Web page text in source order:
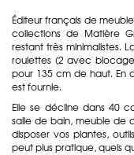
Éditeur français de
collections de Matière
restant très minimalistes.
roulettes (2 avec
pour 135 cm de haut. En
est fournie.
Elle se décline dans 40
salle de bain, meuble de
disposer vos plantes,
peut plus pratique, quels